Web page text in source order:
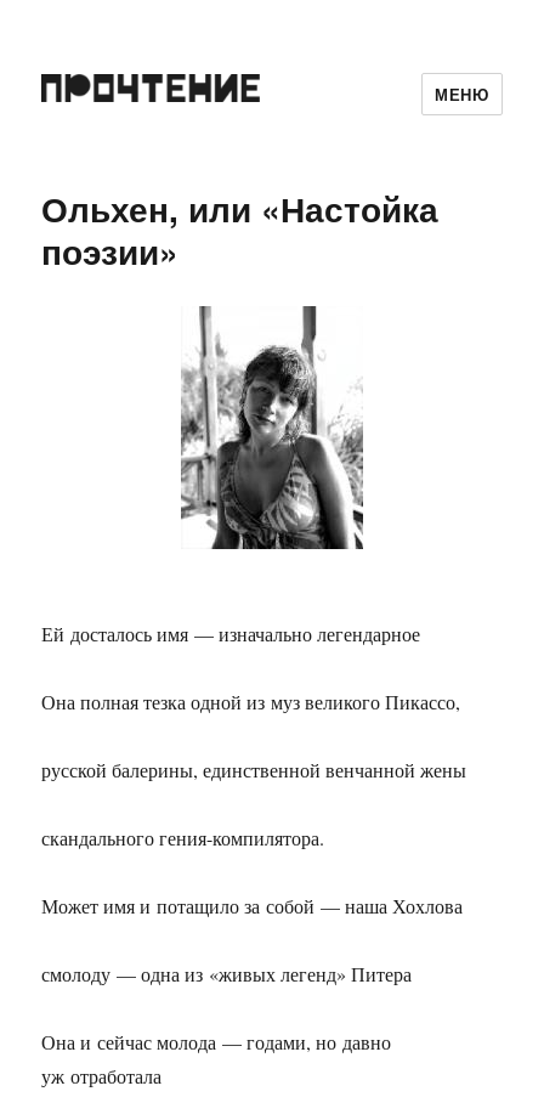
МЕНЮ
Ольхен, или «Настойка
поэзии»
Ей досталось имя — изначально легендарное
Она полная тезка одной из муз великого Пикассо,
русской балерины, единственной венчанной жены
скандального гения-компилятора.
Может имя и потащило за собой — наша Хохлова
смолоду — одна из «живых легенд» Питера
Она и сейчас молода — годами, но давно
уж отработала